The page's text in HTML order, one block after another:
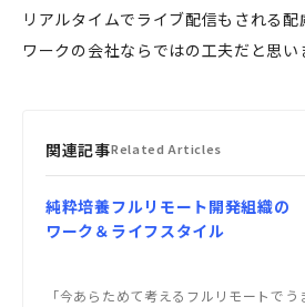
リアルタイムでライブ配信もされる
ワークの会社ならではの工夫だと思い
関連記事Related Articles
純粋培養フルリモート開発組織の
ワーク＆ライフスタイル